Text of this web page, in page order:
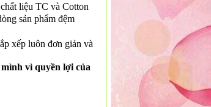
liệu TC và Cotton
sản phẩm đệm
xếp luôn đơn giản và
vì quyền lợi của